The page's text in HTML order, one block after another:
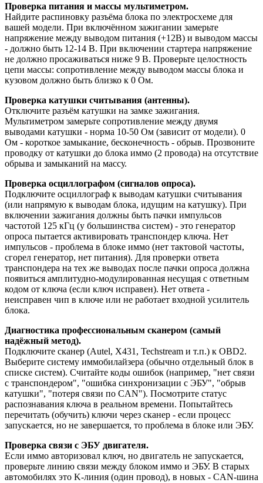
Проверка питания и массы мультиметром.
Найдите распиновку разъёма блока по электросхеме для
вашей модели. При включённом зажигании замерьте
напряжение между выводом питания (+12В) и выводом массы
- должно быть 12-14 В. При включении стартера напряжение
не должно просаживаться ниже 9 В. Проверьте целостность
цепи массы: сопротивление между выводом массы блока и
кузовом должно быть близко к 0 Ом.
Проверка катушки считывания (антенны).
Отключите разъём катушки на замке зажигания.
Мультиметром замерьте сопротивление между двумя
выводами катушки - норма 10-50 Ом (зависит от модели). 0
Ом - короткое замыкание, бесконечность - обрыв. Прозвоните
проводку от катушки до блока иммо (2 провода) на отсутствие
обрыва и замыканий на массу.
Проверка осциллографом (сигналов опроса).
Подключите осциллограф к выводам катушки считывания
(или напрямую к выводам блока, идущим на катушку). При
включении зажигания должны быть пачки импульсов
частотой 125 кГц (у большинства систем) - это генератор
опроса пытается активировать транспондер ключа. Нет
импульсов - проблема в блоке иммо (нет тактовой частоты,
сгорел генератор, нет питания). Для проверки ответа
транспондера на тех же выводах после пачки опроса должна
появиться амплитудно-модулированная несущая с ответным
кодом от ключа (если ключ исправен). Нет ответа -
неисправен чип в ключе или не работает входной усилитель
блока.
Диагностика профессиональным сканером (самый
надёжный метод).
Подключите сканер (Autel, X431, Techstream и т.п.) к OBD2.
Выберите систему иммобилайзера (обычно отдельный блок в
списке систем). Считайте коды ошибок (например, "нет связи
с транспондером", "ошибка синхронизации с ЭБУ", "обрыв
катушки", "потеря связи по CAN"). Посмотрите статус
распознавания ключа в реальном времени. Попытайтесь
перечитать (обучить) ключи через сканер - если процесс
запускается, но не завершается, то проблема в блоке или ЭБУ.
Проверка связи с ЭБУ двигателя.
Если иммо авторизовал ключ, но двигатель не запускается,
проверьте линию связи между блоком иммо и ЭБУ. В старых
автомобилях это K-линия (один провод), в новых - CAN-шина